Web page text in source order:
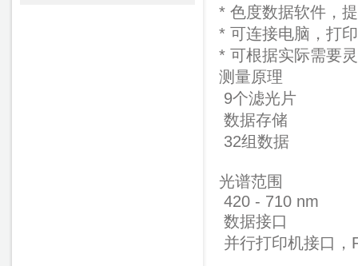
* 色度数据软件，
* 可连接电脑，打
* 可根据实际需要
测量原理
9个滤光片
数据存储
32组数据
光谱范围
420 - 710 nm
数据接口
并行打印机接口，